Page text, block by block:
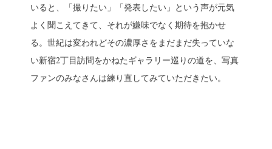
いると、「撮りたい」「発表したい」という声が元気
よく聞こえてきて、それが嫌味でなく期待を抱かせ
る。世紀は変われどその濃厚さをまだまだ失っていな
い新宿2丁目訪問をかねたギャラリー巡りの道を、写真
ファンのみなさんは練り直してみていただきたい。